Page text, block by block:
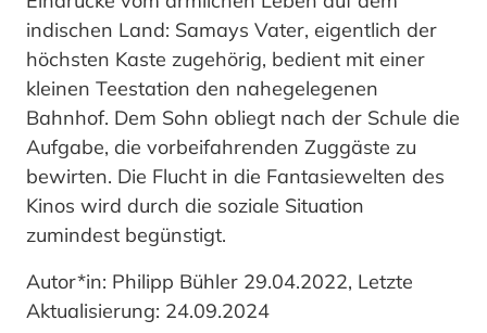
indischen Land: Samays Vater, eigentlich der
höchsten Kaste zugehörig, bedient mit einer
kleinen Teestation den nahegelegenen
Bahnhof. Dem Sohn obliegt nach der Schule die
Aufgabe, die vorbeifahrenden Zuggäste zu
bewirten. Die Flucht in die Fantasiewelten des
Kinos wird durch die soziale Situation
zumindest begünstigt.
Autor*in: Philipp Bühler 29.04.2022, Letzte
Aktualisierung: 24.09.2024